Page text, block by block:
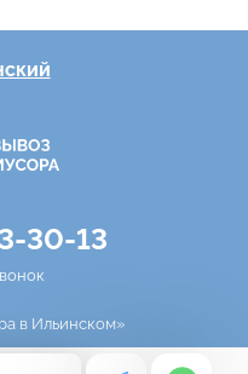
30-13
в Ильинском»